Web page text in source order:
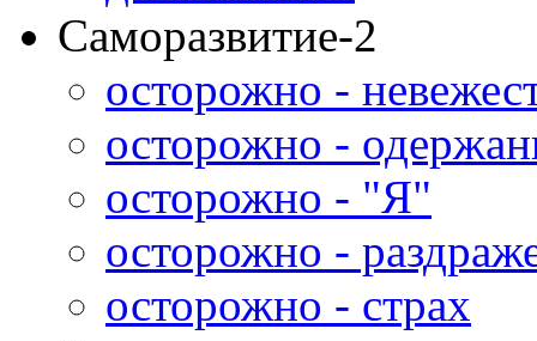
Саморазвитие-2
осторожно -
осторожно -
осторожно - "Я"
осторожно -
осторожно - страх